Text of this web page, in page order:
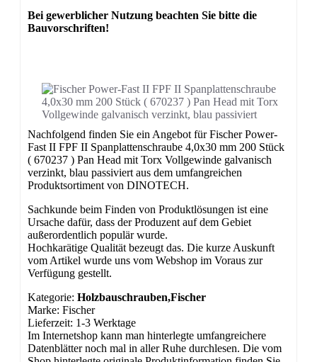
Bei gewerblicher Nutzung beachten Sie bitte die
Bauvorschriften!
Nachfolgend finden Sie ein Angebot für Fischer Power-
Fast II FPF II Spanplattenschraube 4,0x30 mm 200 Stück
( 670237 ) Pan Head mit Torx Vollgewinde galvanisch
verzinkt, blau passiviert aus dem umfangreichen
Produktsortiment von DINOTECH.
Sachkunde beim Finden von Produktlösungen ist eine
Ursache dafür, dass der Produzent auf dem Gebiet
außerordentlich populär wurde.
Hochkarätige Qualität bezeugt das. Die kurze Auskunft
vom Artikel wurde uns vom Webshop im Voraus zur
Verfügung gestellt.
Kategorie: Holzbauschrauben,Fischer
Marke: Fischer
Lieferzeit: 1-3 Werktage
Im Internetshop kann man hinterlegte umfangreichere
Datenblätter noch mal in aller Ruhe durchlesen. Die vom